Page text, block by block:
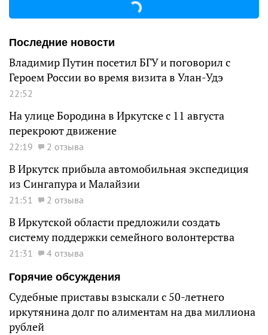
Последние новости
Владимир Путин посетил БГУ и поговорил с
Героем России во время визита в Улан-Удэ
22:52
На улице Бородина в Иркутске с 11 августа
перекроют движение
22:19 2 отзыва
В Иркутск прибыла автомобильная экспедиция
из Сингапура и Малайзии
21:51 2 отзыва
В Иркутской области предложили создать
систему поддержки семейного волонтерства
21:31
4 отзыва
Горячие обсуждения
Судебные приставы взыскали с 50-летнего
иркутянина долг по алиментам на два миллиона
рублей